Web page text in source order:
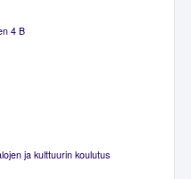
4 B
ja kulttuurin koulutus